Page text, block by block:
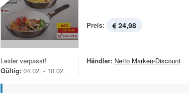
Preis: € 24,98
Leider verpasst!
Gültig: 04.02. - 10.02.
Händler: Netto Marken-Discount